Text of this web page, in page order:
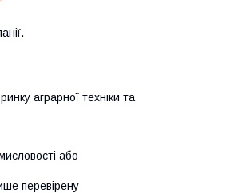
аграрної техніки та
або
перевірену